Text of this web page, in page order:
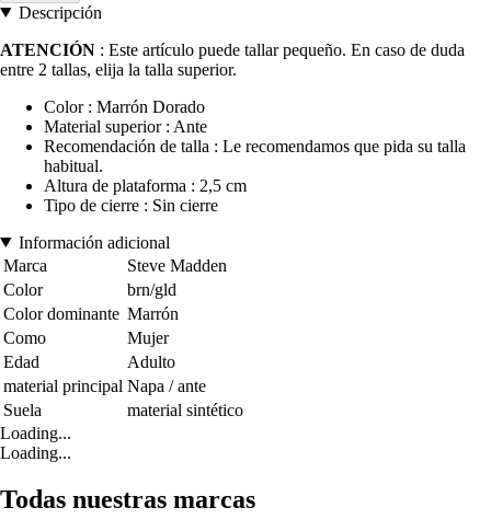
Descripción
ATENCIÓN : Este artículo puede tallar pequeño. En caso de duda
entre 2 tallas, elija la talla superior.
Color : Marrón Dorado
Material superior : Ante
Recomendación de talla : Le recomendamos que pida su talla
habitual.
Altura de plataforma : 2,5 cm
Tipo de cierre : Sin cierre
Información adicional
Marca
Steve Madden
Color
brn/gld
Color dominante Marrón
Como
Mujer
Edad
Adulto
material principal Napa / ante
Suela
material sintético
Loading...
Loading...
Todas nuestras marcas